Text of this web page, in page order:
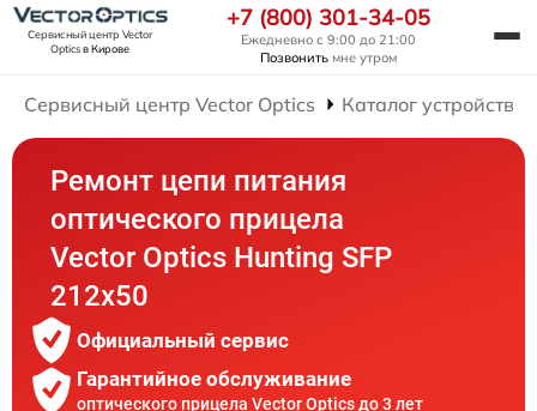
Сервисный центр Vector
Opticsв Кирове
+7 (800) 301-34-05
Ежедневно с 9:00 до 21:00
Позвонить мне утром
Сервисный центр Vector Optics Каталог устройств
Ремонт цепи питания
оптического прицела
Vector Optics Hunting SFP
212x50
Официальный сервис
Гарантийное обслуживание
оптического прицела Vector Optics до 3 лет